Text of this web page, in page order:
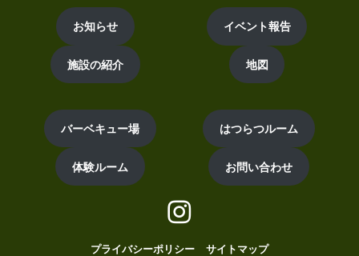
お知らせ イベント報告
施設の紹介 地図
バーベキュー場 はつらつルーム
体験ルーム お問い合わせ
プライバシーポリシー サイトマップ